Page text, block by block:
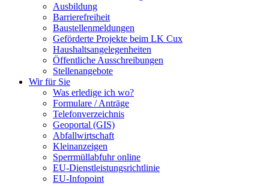
Ausbildung
Barrierefreiheit
Baustellenmeldungen
Geförderte Projekte beim LK Cux
Haushaltsangelegenheiten
Öffentliche Ausschreibungen
Stellenangebote
Wir für Sie
Was erledige ich wo?
Formulare / Anträge
Telefonverzeichnis
Geoportal (GIS)
Abfallwirtschaft
Kleinanzeigen
Sperrmüllabfuhr online
EU-Dienstleistungsrichtlinie
EU-Infopoint